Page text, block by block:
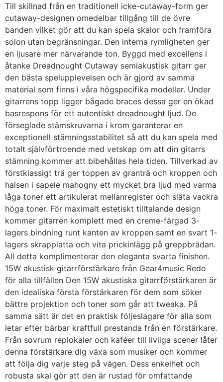
Till skillnad från en traditionell icke-cutaway-form ger
cutaway-designen omedelbar tillgång till de övre
banden vilket gör att du kan spela skalor och framföra
solon utan begränsningar. Den interna rymligheten ger
en ljusare mer närvarande ton. Byggd med excellens i
åtanke Dreadnought Cutaway semiakustisk gitarr ger
den bästa spelupplevelsen och är gjord av samma
material som finns i våra högspecifika modeller. Under
gitarrens topp ligger bågade braces dessa ger en ökad
basrespons för ett autentiskt dreadnought ljud. De
förseglade stämskruvarna i krom garanterar en
exceptionell stämningsstabilitet så att du kan spela med
totalt självförtroende med vetskap om att din gitarrs
stämning kommer att bibehållas hela tiden. Tillverkad av
förstklassigt trä ger toppen av granträ och kroppen och
halsen i sapele mahogny ett mycket bra ljud med varma
låga toner ett artikulerat mellanregister och släta vackra
höga toner. För maximalt estetiskt tilltalande design
kommer gitarren komplett med en creme-färgad 3-
lagers bindning runt kanten av kroppen samt en svart 1-
lagers skrapplatta och vita prickinlägg på greppbrädan.
All detta komplimenterar den eleganta svarta finishen.
15W akustisk gitarrförstärkare från Gear4music Redo
för alla tillfällen Den 15W akustiska gitarrförstärkaren är
den idealiska första förstärkaren för dem som söker
bättre projektion och toner som går att tweaka. På
samma sätt är det en praktisk följeslagare för alla som
letar efter bärbar kraftfull prestanda från en förstärkare.
Från sovrum replokaler och kaféer till livliga scener låter
denna förstärkare dig växa som musiker och kommer
att följa dig varje steg på vägen. Dess enkelhet och
robusta skal gör att den är rustad för omfattande